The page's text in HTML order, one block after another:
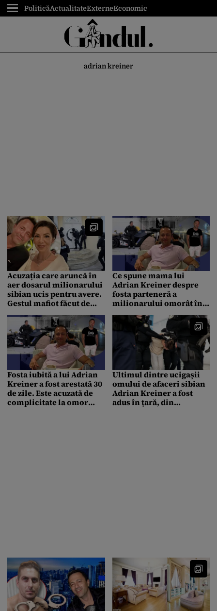
PoliticăActualitateExterneEconomic
adrian kreiner
Acuzația care aruncă în
aer dosarul milionarului
sibian ucis pentru avere.
Gestul mafiot făcut de
Kreiner, arestată la
rândul ei într-un alt caz
răsunător de crimă
Ce spune mama lui
Adrian Kreiner despre
fosta parteneră a
milionarului omorât în
cred”
Fosta iubită a lui Adrian
Kreiner a fost arestată 30
de zile. Este acuzată de
complicitate la omor
Ultimul dintre ucigașii
omului de afaceri sibian
Adrian Kreiner a fost
adus în țară, din